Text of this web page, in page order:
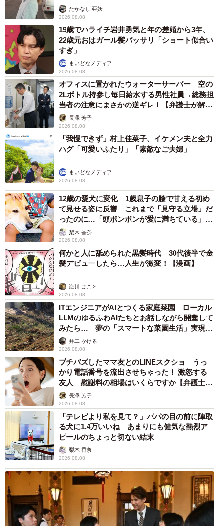
ストに取材】
たかなし 亜妖
2026.08.08
19歳でハライチ岩井勇気と年の差婚から3年、
22歳元おはガール髪バッサリ「ショート似合い
すぎ」
まいどなメディア
2026.08.08
オフィスに置かれたウォーターサーバー 空の
2Lボトル持参し毎日給水する男性社員→総務担
当者の注意にまさかの逆ギレ！【弁護士が解
説】長澤 芳子
2026.08.08
「我慢できず」村上佳菜子、イケメン夫と全力
ハグ「可愛いふたり」「素敵なご夫婦」
まいどなメディア
2026.08.08
12歳の愛犬に変化 1歳息子の膝で甘える初め
て見せる姿に反響 これまで「見守る立場」だ
ったのに…「頭ポンポンが愛に満ちている」
「尊…」
梨木 香奈
2026.08.08
何かと人に舐められた黒髪時代 30代後半で金
髪デビューしたら…人生が激変！【漫画】
海川 まこと
2026.08.08
ITエンジニアがAIとつくる家庭菜園 ローカル
LLMのゆるふわAIたちとお話しながら開墾して
みたら… 夢の「スマートな菜園生活」実現な
るか井二 かける
2026.08.08
プチバズしたママ友とのLINEスクショ うっ
かり電話番号を流出させちゃった！ 激怒する
友人 慰謝料の相場はいくらですか【弁護士が
解説】長澤 芳子
2026.08.08
「テレビより私を見て？」パパの目の前に陣取
る犬に1.4万いいね あまりにも健気な熱烈ア
ピールのちょっと切ない結末
梨木 香奈
2026.08.08